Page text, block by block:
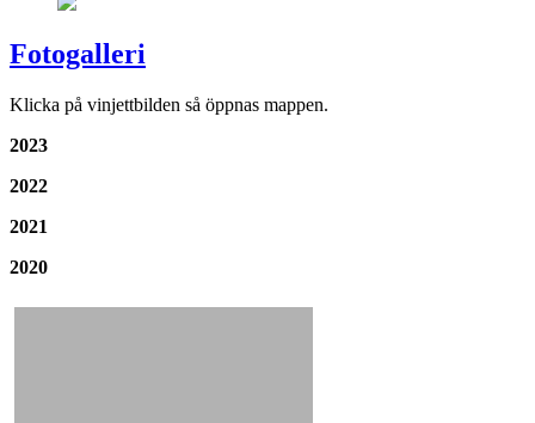
Fotogalleri
Klicka på vinjettbilden så öppnas mappen.
2023
2022
2021
2020